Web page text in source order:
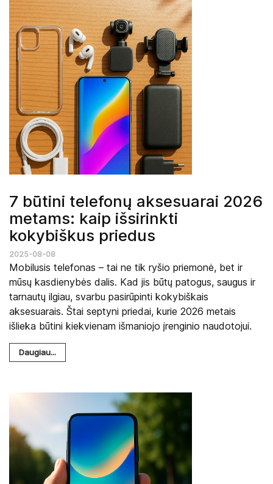
7 būtini telefonų aksesuarai 2026
metams: kaip išsirinkti
kokybiškus priedus
2025-08-08
Mobilusis telefonas – tai ne tik ryšio priemonė, bet ir
mūsų kasdienybės dalis. Kad jis būtų patogus, saugus ir
tarnautų ilgiau, svarbu pasirūpinti kokybiškais
aksesuarais. Štai septyni priedai, kurie 2026 metais
išlieka būtini kiekvienam išmaniojo įrenginio naudotojui.
Daugiau...